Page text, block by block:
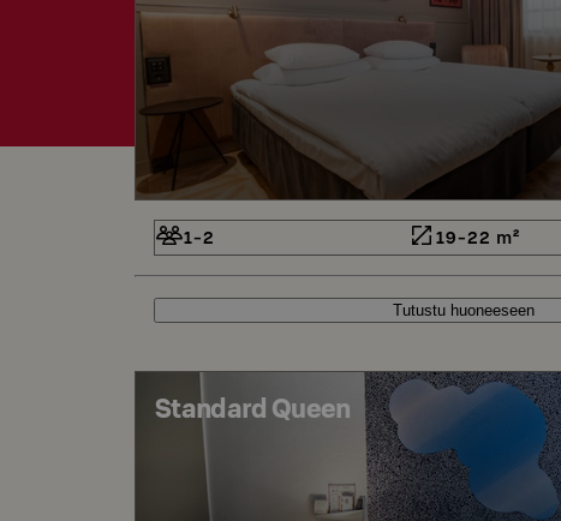
1-2 19-22 m²
Tutustu huoneeseen
Standard Queen